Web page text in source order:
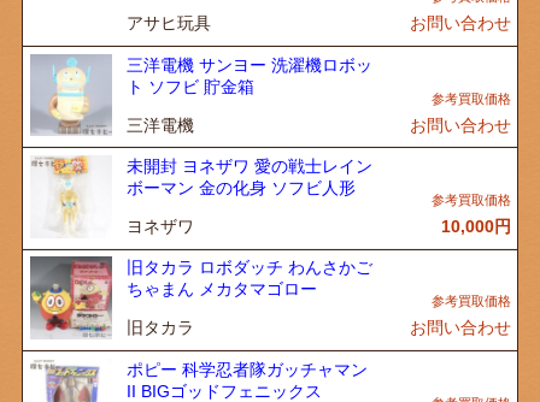
アサヒ玩具 お問い合わせ
三洋電機 サンヨー 洗濯機ロボッ
ト ソフビ 貯金箱
三洋電機 お問い合わせ
未開封 ヨネザワ 愛の戦士レイン
ボーマン 金の化身 ソフビ人形
ヨネザワ 10,000円
旧タカラ ロボダッチ わんさかご
ちゃまん メカタマゴロー
旧タカラ お問い合わせ
ポピー 科学忍者隊ガッチャマン
II BIGゴッドフェニックス